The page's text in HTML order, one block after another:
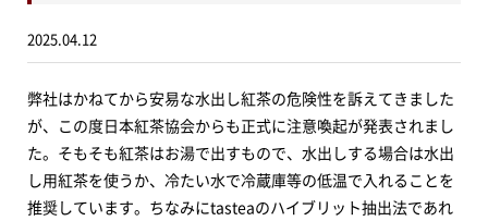
2025.04.12
弊社はかねてから安易な水出し紅茶の危険性を訴えてきました
が、この度日本紅茶協会からも正式に注意喚起が発表されまし
た。そもそも紅茶はお湯で出すもので、水出しする場合は水出
し用紅茶を使うか、冷たい水で冷蔵庫等の低温で入れることを
推奨しています。ちなみにtasteaのハイブリット抽出法であれ